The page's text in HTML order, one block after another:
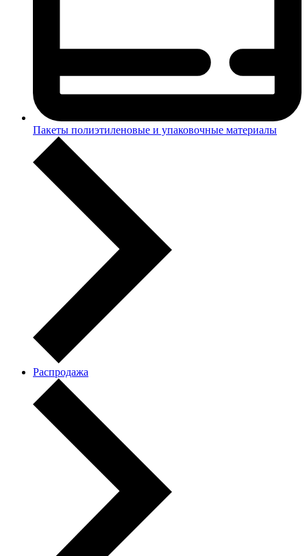
Пакеты полиэтиленовые и упаковочные материалы
Распродажа